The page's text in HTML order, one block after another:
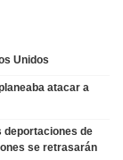
Unidos
atacar a
deportaciones de
se retrasarán